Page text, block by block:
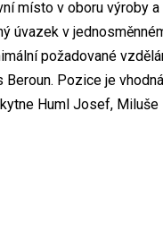
místo v oboru výroby
úvazek v
požadované
Beroun. Pozice je
Huml Josef,